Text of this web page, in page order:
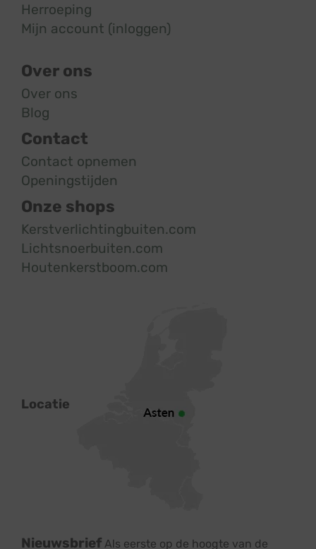
Herroeping
Mijn account (inloggen)
Over ons
Over ons
Blog
Contact
Contact opnemen
Openingstijden
Onze shops
Kerstverlichtingbuiten.com
Lichtsnoerbuiten.com
Houtenkerstboom.com
Locatie
Nieuwsbrief Als eerste op de hoogte van de